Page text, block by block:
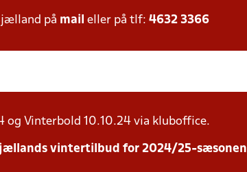
på mail eller på tlf: 4632 3366
Vinterbold 10.10.24 via kluboffice.
vintertilbud for 2024/25-sæsonen